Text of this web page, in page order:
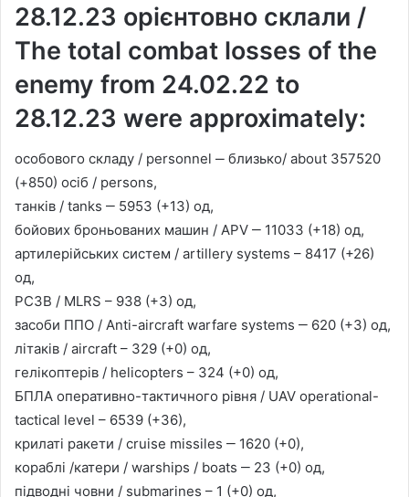
28.12.23 орієнтовно склали /
The total combat losses of the
enemy from 24.02.22 to
28.12.23 were approximately:
особового складу / personnel ‒ близько/ about 357520
(+850) осіб / persons,
танків / tanks ‒ 5953 (+13) од,
бойових броньованих машин / APV ‒ 11033 (+18) од,
артилерійських систем / artillery systems – 8417 (+26)
од,
РСЗВ / MLRS – 938 (+3) од,
засоби ППО / Anti-aircraft warfare systems ‒ 620 (+3) од,
літаків / aircraft – 329 (+0) од,
гелікоптерів / helicopters – 324 (+0) од,
БПЛА оперативно-тактичного рівня / UAV operational-
tactical level – 6539 (+36),
крилаті ракети / cruise missiles ‒ 1620 (+0),
кораблі /катери / warships / boats ‒ 23 (+0) од,
підводні човни / submarines – 1 (+0) од,